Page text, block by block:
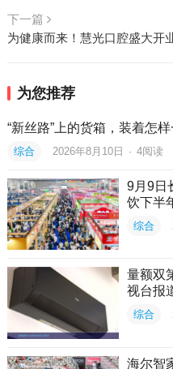
下一篇
为健康而来！慧光口腔盛大开
为您推荐
“新丝路”上的货箱，装着怎样
综合 2026年8月10日 · 4阅读
9月9日
饮下半
综合
量额双
视台报
综合
海尔智